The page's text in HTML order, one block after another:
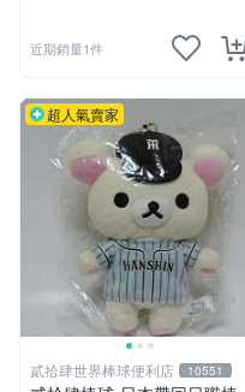
近期銷量1件
超人氣賣家
貳拾肆世界棒球便利店 10551